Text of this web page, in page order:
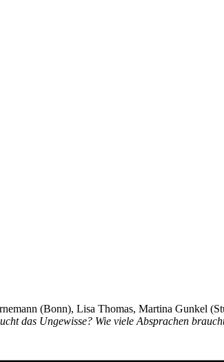
(Bonn), Lisa Thomas, Martina Gunkel
das Ungewisse? Wie viele Absprachen